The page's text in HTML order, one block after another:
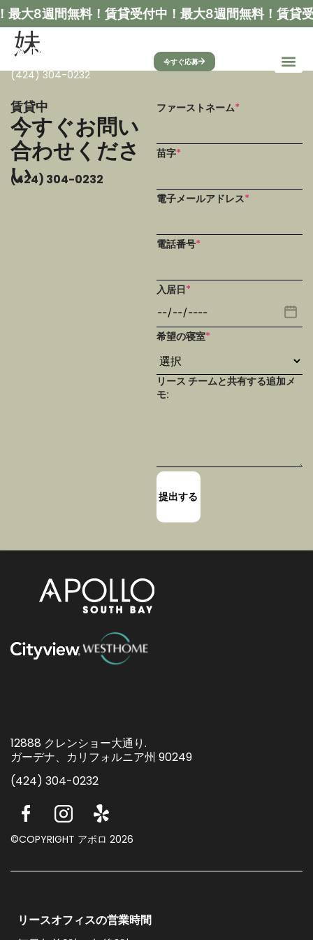
最大8週間無料！ 賃貸受付中！最大8週間無料！ 賃貸
(424) 304-0232
今すぐ応募
妹
賃貸中
今すぐお問い
合わせくださ
い
(424) 304-0232
ファーストネーム*
苗字*
電子メールアドレス*
電話番号*
入居日*
希望の寝室*
リース チームと共有する追加メ
モ:
12888 クレンショー大通り.
ガーデナ、カリフォルニア州 90249
(424) 304-0232
©COPYRIGHT アポロ 2026
リースオフィスの営業時間